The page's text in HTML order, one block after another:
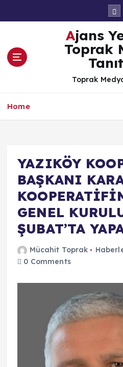
a
Ajans Yenice -
Toprak
Toprak
Home
YAZIKÖY
BAŞKANI
GENEL
ŞUBAT’TA
Mücahit Toprak
0 Comments